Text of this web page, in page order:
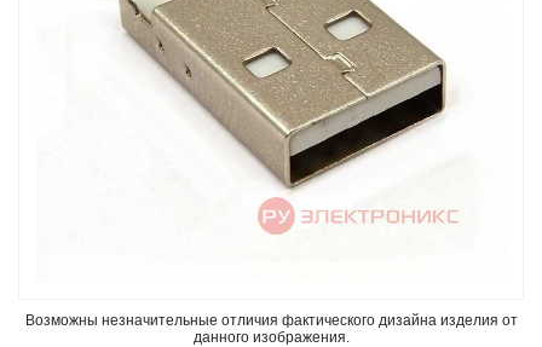
Возможны незначительные отличия фактического дизайна изделия от
данного изображения.